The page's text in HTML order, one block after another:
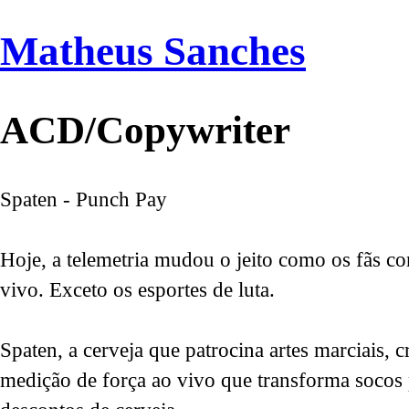
Matheus Sanches
ACD/Copywriter
Spaten - Punch Pay
Hoje, a telemetria mudou o jeito como os fãs
vivo. Exceto os esportes de luta.
Spaten, a cerveja que patrocina artes marciais,
medição de força ao vivo que transforma socos